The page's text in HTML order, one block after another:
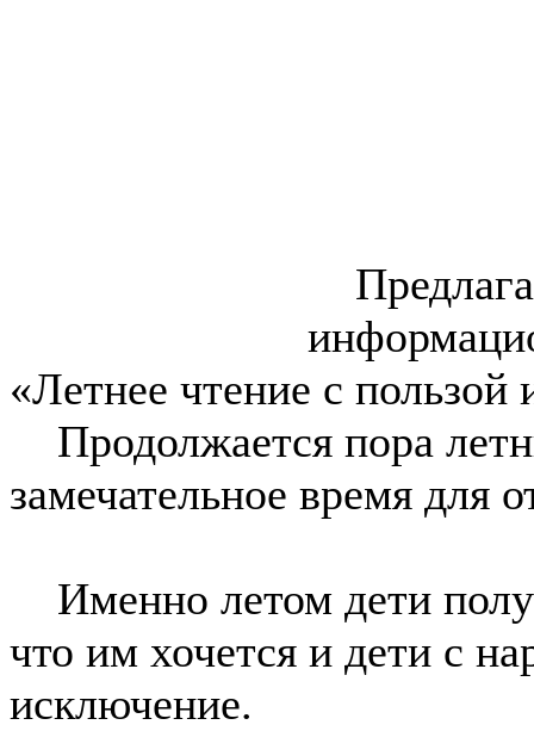
«Летнее чтение с пользой
Продолжается пора
замечательное время для
Именно летом дети
что им хочется и дети с
исключение.